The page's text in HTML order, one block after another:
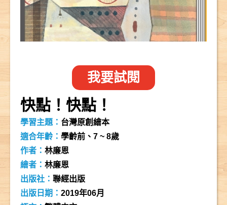
我要試閱
快點！快點！
學習主題： 台灣原創繪本
適合年齡：學齡前、7 ~ 8歲
作者：林廉恩
繪者：林廉恩
出版社：聯經出版
出版日期：2019年06月